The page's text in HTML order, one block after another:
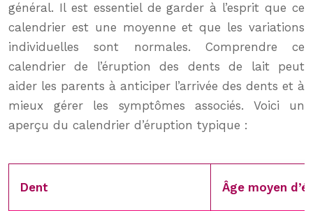
général. Il est essentiel de garder à l’esprit que ce
calendrier est une moyenne et que les variations
individuelles sont normales. Comprendre ce
calendrier de l’éruption des dents de lait peut
aider les parents à anticiper l’arrivée des dents et à
mieux gérer les symptômes associés. Voici un
aperçu du calendrier d’éruption typique :
Dent Âge moyen